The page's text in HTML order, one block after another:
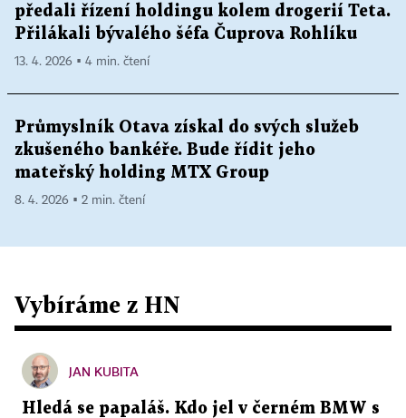
předali řízení holdingu kolem drogerií Teta.
Přilákali bývalého šéfa Čuprova Rohlíku
13. 4. 2026 ▪ 4 min. čtení
Průmyslník Otava získal do svých služeb
zkušeného bankéře. Bude řídit jeho
mateřský holding MTX Group
8. 4. 2026 ▪ 2 min. čtení
Vybíráme z HN
JAN KUBITA
Hledá se papaláš. Kdo jel v černém BMW s